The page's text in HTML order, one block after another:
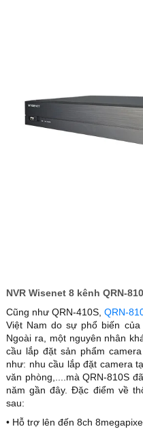
NVR Wisenet 8 kênh QRN-
Cũng như QRN-410S, QRN-
Việt Nam do sự phổ biến
Ngoài ra, một nguyên nhân
cầu lắp đặt sản phẩm
như: nhu cầu lắp đặt camera
văn phòng,....mà QRN-810S
năm gần đây. Đặc điểm về
sau:
• Hỗ trợ lên đến 8ch